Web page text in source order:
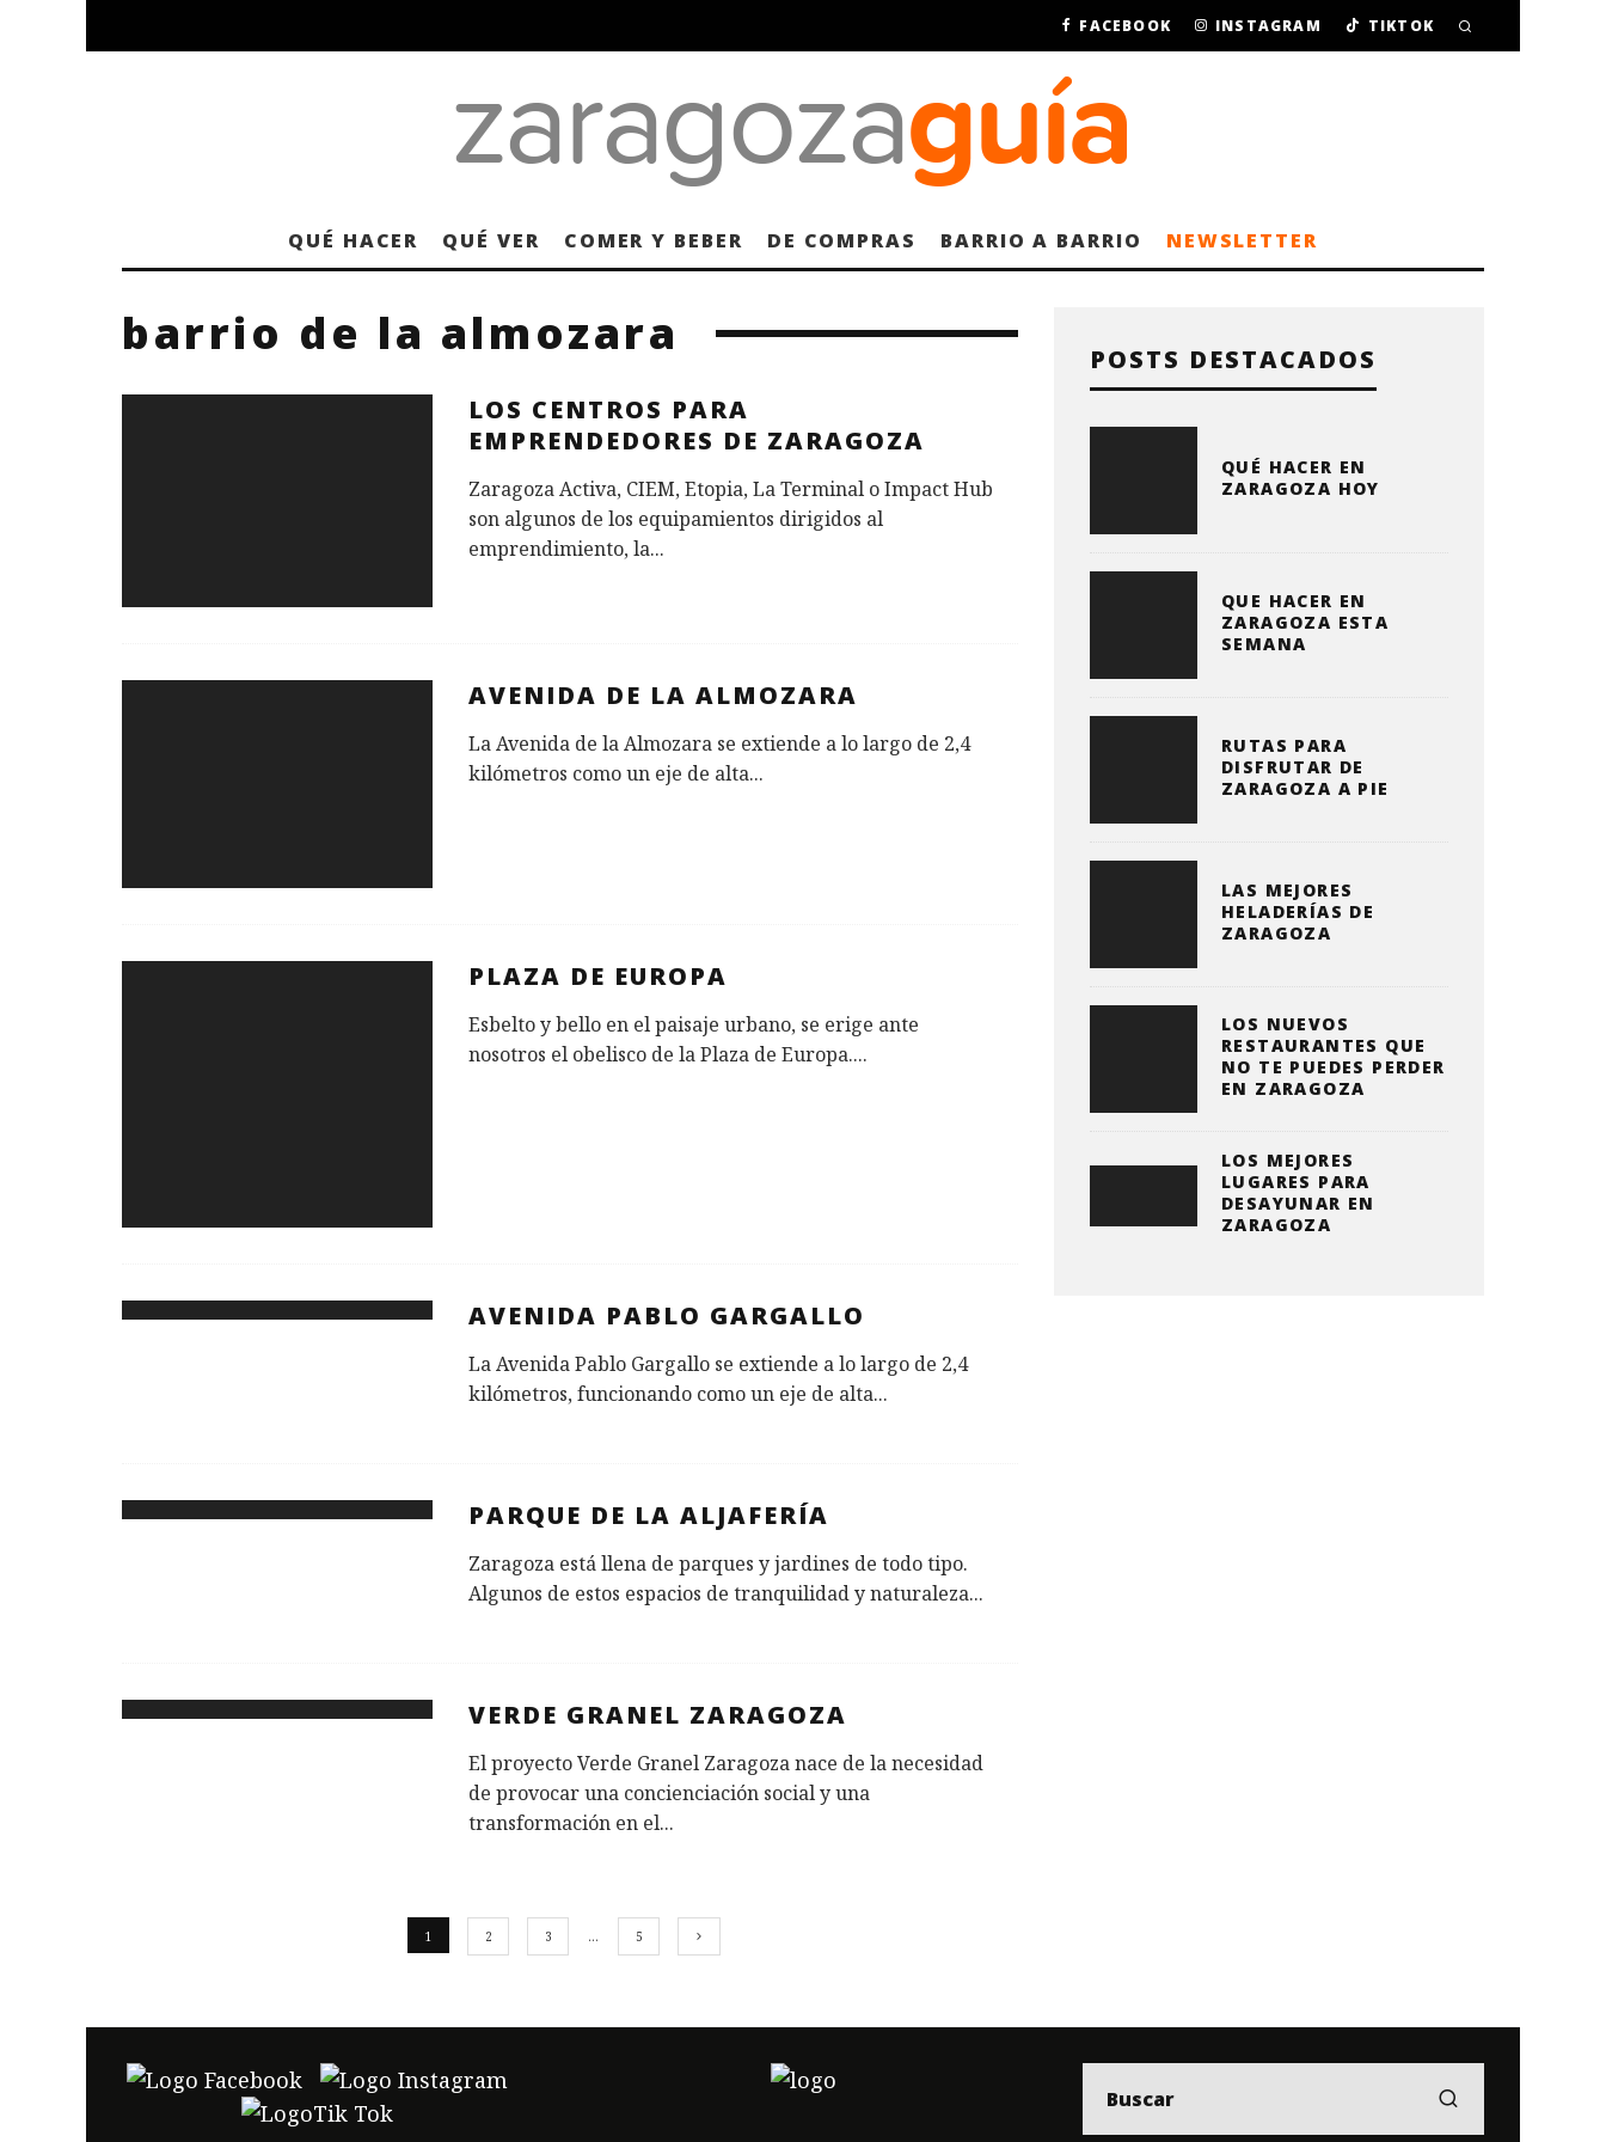
FACEBOOK INSTAGRAM TIKTOK
QUÉ HACER QUÉ VER COMER Y BEBER DE COMPRAS BARRIO A BARRIO NEWSLETTER
barrio de la almozara
LOS CENTROS PARA
EMPRENDEDORES DE ZARAGOZA
Zaragoza Activa, CIEM, Etopia, La Terminal o Impact Hub
son algunos de los equipamientos dirigidos al
emprendimiento, la...
AVENIDA DE LA ALMOZARA
La Avenida de la Almozara se extiende a lo largo de 2,4
kilómetros como un eje de alta...
PLAZA DE EUROPA
Esbelto y bello en el paisaje urbano, se erige ante
nosotros el obelisco de la Plaza de Europa....
AVENIDA PABLO GARGALLO
La Avenida Pablo Gargallo se extiende a lo largo de 2,4
kilómetros, funcionando como un eje de alta...
PARQUE DE LA ALJAFERÍA
Zaragoza está llena de parques y jardines de todo tipo.
Algunos de estos espacios de tranquilidad y naturaleza...
VERDE GRANEL ZARAGOZA
El proyecto Verde Granel Zaragoza nace de la necesidad
de provocar una concienciación social y una
transformación en el...
1 2 3 … 5
POSTS DESTACADOS
QUÉ HACER EN
ZARAGOZA HOY
QUE HACER EN
ZARAGOZA ESTA
SEMANA
RUTAS PARA
DISFRUTAR DE
ZARAGOZA A PIE
LAS MEJORES
HELADERÍAS DE
ZARAGOZA
LOS NUEVOS
RESTAURANTES QUE
NO TE PUEDES PERDER
EN ZARAGOZA
LOS MEJORES
LUGARES PARA
DESAYUNAR EN
ZARAGOZA